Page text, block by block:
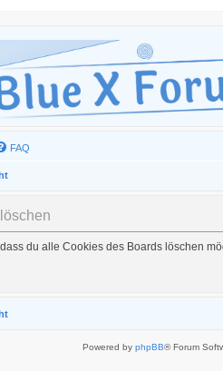
FAQ
du alle Cookies des Boards löschen
Powered by phpBB® Forum